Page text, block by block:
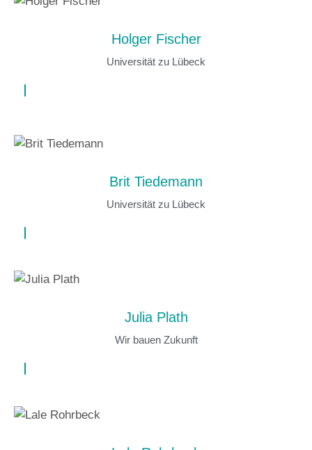
Holger Fischer
Universität zu Lübeck
Brit Tiedemann
Universität zu Lübeck
Julia Plath
Wir bauen Zukunft